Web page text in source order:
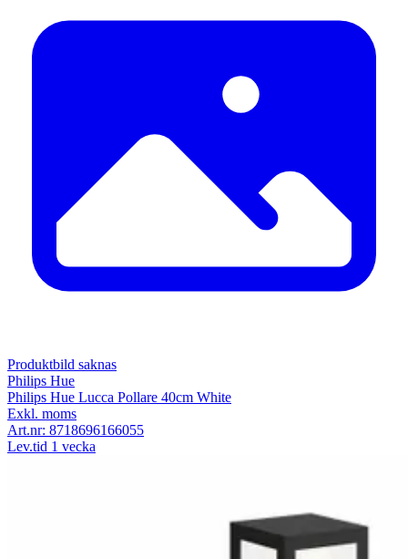
Produktbild saknas
Philips Hue
Philips Hue Lucca Pollare 40cm White
Exkl. moms
Art.nr: 8718696166055
Lev.tid 1 vecka